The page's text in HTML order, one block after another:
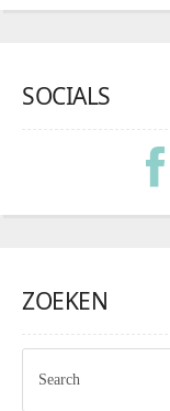
SOCIALS
ZOEKEN